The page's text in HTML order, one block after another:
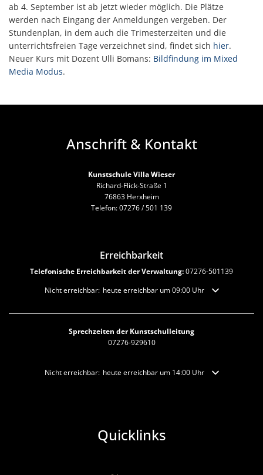
ab 4. September ist ab jetzt wieder möglich. Die Plätze
werden nach Eingang der Anmeldungen vergeben. Der
Stundenplan, in dem auch die Trimesterzeiten und die
unterrichtsfreien Tage verzeichnet sind, findet sich hier.
Neuer Kurs mit Dozent Ulli Bomans: Bildfindung im Mixed
Media Modus.
Anschrift & Kontakt
Kunstschule Villa Wieser
Richard-Flick-Straße 1
76863 Herxheim
Telefon: 07276 / 501 139
Erreichbarkeit
Telefonische Erreichbarkeit der Verwaltung:07276-501139
Klicken, um weitere Erreichbarkeiten auszublenden
Nicht erreichbar: heute erreichbar um 09:00 Uhr
Sprechzeiten der Kunstschulleitung
07276-929610
Klicken, um weitere Erreichbarkeiten auszublenden
Nicht erreichbar: heute erreichbar um 14:00 Uhr
Quicklinks